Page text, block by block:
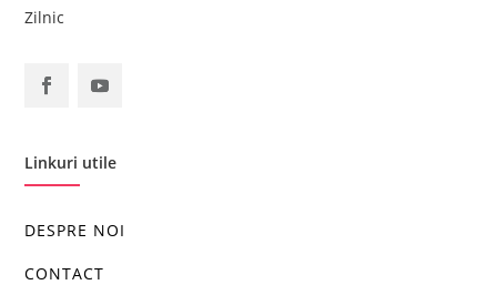
Zilnic
Linkuri utile
DESPRE NOI
CONTACT